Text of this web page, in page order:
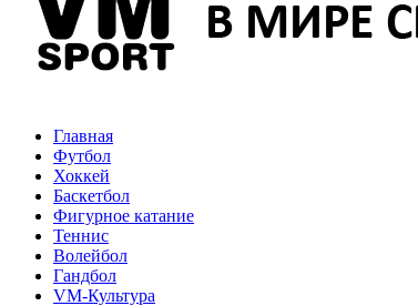
Главная
Футбол
Хоккей
Баскетбол
Фигурное катание
Теннис
Волейбол
Гандбол
VM-Культура